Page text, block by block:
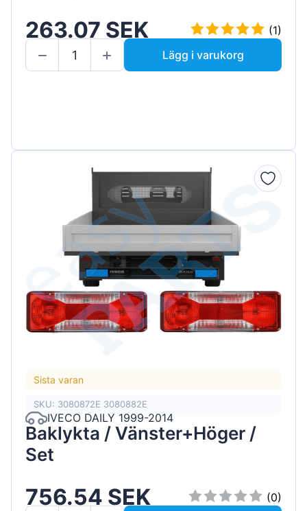
263.07 SEK
(1)
Lägg i varukorg
Sista varan
SKU: 3080872E 3080882E
IVECO DAILY 1999-2014
Baklykta / Vänster+Höger /
Set
756.54 SEK
(0)